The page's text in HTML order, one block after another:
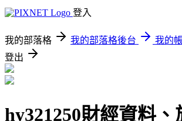
登入
我的部落格 我的部落格後台
我的
登出
hy321250財經資料